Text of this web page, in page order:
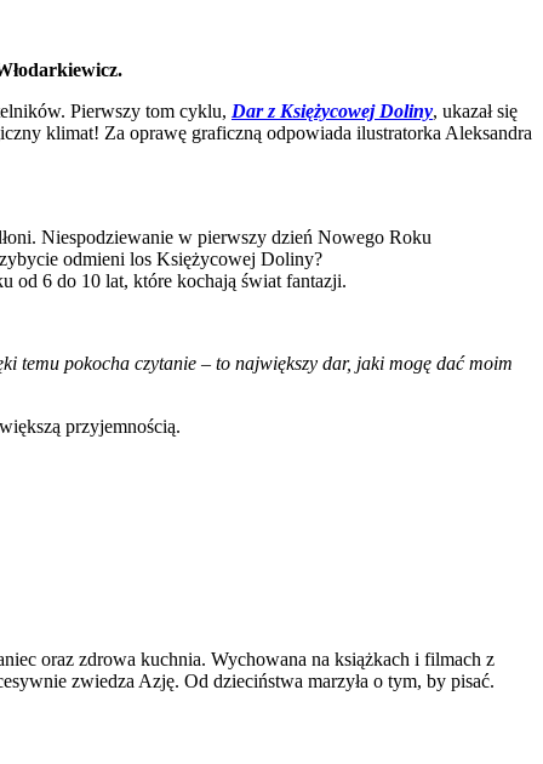
Pierwszy tom cyklu, Dar z Księżycowej Doliny, ukazał się
klimat! Za oprawę graficzną odpowiada ilustratorka Aleksandra
Niespodziewanie w pierwszy dzień Nowego Roku
odmieni los Księżycowej Doliny?
od 6 do 10 lat, które kochają świat fantazji.
temu pokocha czytanie – to największy dar, jaki mogę dać moim
przyjemnością.
oraz zdrowa kuchnia. Wychowana na książkach i filmach z
zwiedza Azję. Od dzieciństwa marzyła o tym, by pisać.